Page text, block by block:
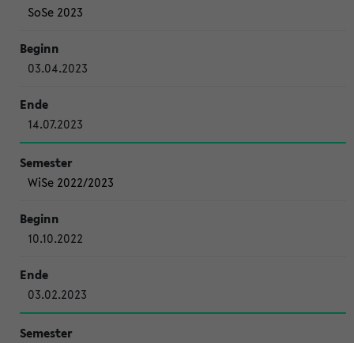
SoSe 2023
03.04.2023
14.07.2023
WiSe 2022/2023
10.10.2022
03.02.2023